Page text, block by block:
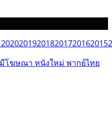
202020192018201720162015